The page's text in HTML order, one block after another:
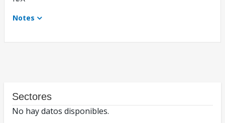
Notes
Sectores
No hay datos disponibles.